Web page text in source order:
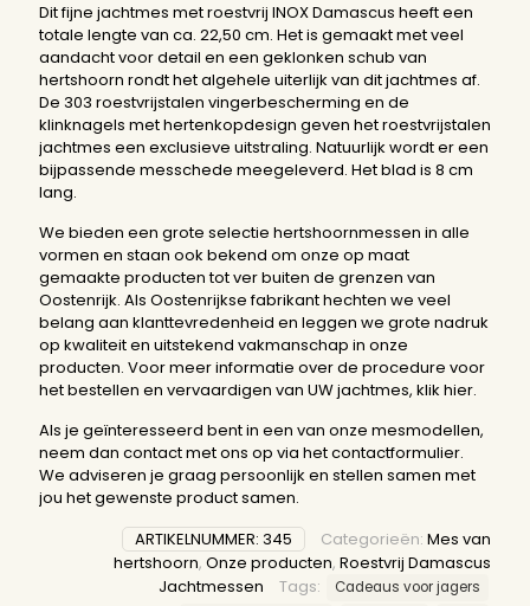
Dit fijne jachtmes met roestvrij INOX Damascus heeft een
totale lengte van ca. 22,50 cm. Het is gemaakt met veel
aandacht voor detail en een geklonken schub van
hertshoorn rondt het algehele uiterlijk van dit jachtmes af.
De 303 roestvrijstalen vingerbescherming en de
klinknagels met hertenkopdesign geven het roestvrijstalen
jachtmes een exclusieve uitstraling. Natuurlijk wordt er een
bijpassende messchede meegeleverd. Het blad is 8 cm
lang.
We bieden een grote selectie hertshoornmessen in alle
vormen en staan ook bekend om onze op maat
gemaakte producten tot ver buiten de grenzen van
Oostenrijk. Als Oostenrijkse fabrikant hechten we veel
belang aan klanttevredenheid en leggen we grote nadruk
op kwaliteit en uitstekend vakmanschap in onze
producten. Voor meer informatie over de procedure voor
het bestellen en vervaardigen van UW jachtmes, klik hier.
Als je geïnteresseerd bent in een van onze mesmodellen,
neem dan contact met ons op via het contactformulier.
We adviseren je graag persoonlijk en stellen samen met
jou het gewenste product samen.
ARTIKELNUMMER: 345 Categorieën: Mes van
hertshoorn, Onze producten, Roestvrij Damascus
Jachtmessen
Tags:
Cadeaus voor jagers